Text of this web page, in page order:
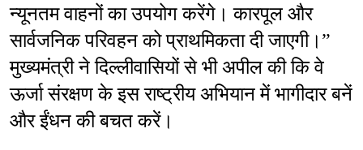
न्यूनतम वाहनों का उपयोग करेंगे। कारपूल और
सार्वजनिक परिवहन को प्राथमिकता दी जाएगी।”
मुख्यमंत्री ने दिल्लीवासियों से भी अपील की कि वे
ऊर्जा संरक्षण के इस राष्ट्रीय अभियान में भागीदार बनें
और ईंधन की बचत करें।